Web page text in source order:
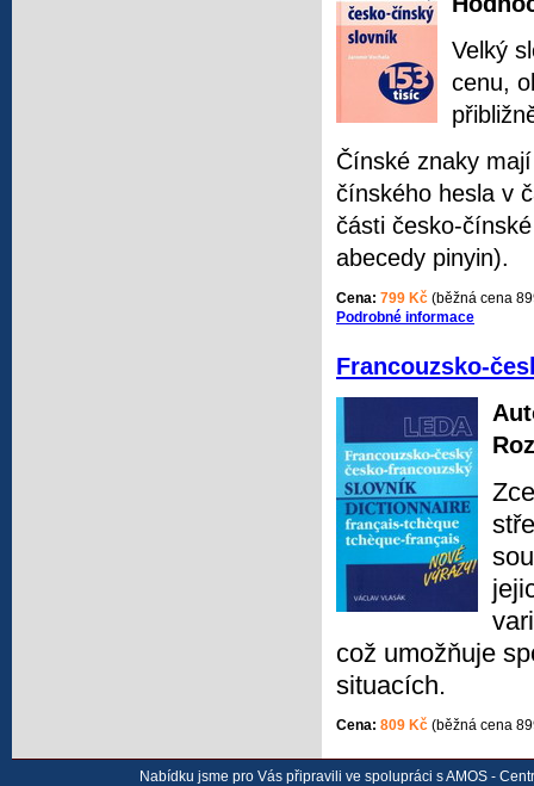
Velký
cenu,
Čínské znaky
čínského hesla v
části česko-
abecedy pinyin).
Cena: 799 Kč (běžná cena
Podrobné informace
Francouzsko-
což umožňuje
situacích.
Cena: 809 Kč (běžná cena
Nabídku jsme pro Vás připravili ve spolupráci s AMOS -